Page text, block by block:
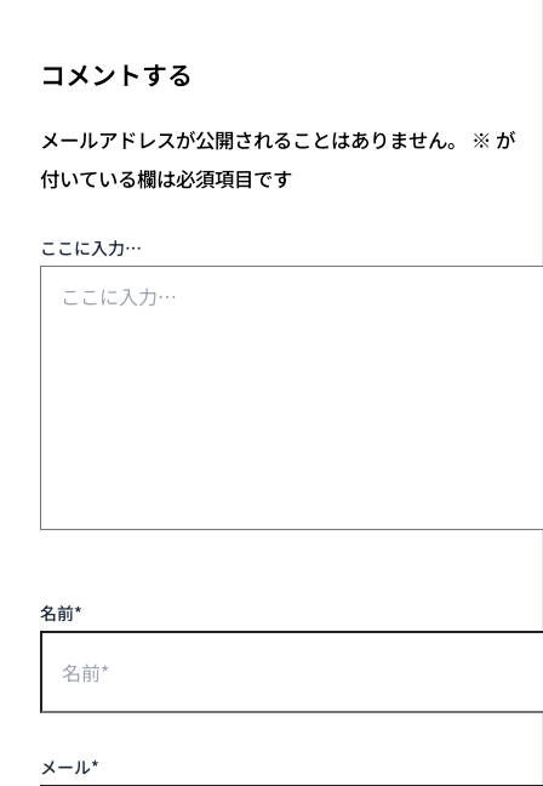
コメントする
メールアドレスが公開されることはありません。 ※ が
付いている欄は必須項目です
ここに入力…
名前*
メール*